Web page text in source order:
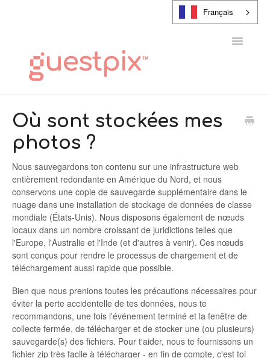
Français
Toggle
Où sont stockées mes
photos ?
Nous sauvegardons ton contenu sur une infrastructure web
entièrement redondante en Amérique du Nord, et nous
conservons une copie de sauvegarde supplémentaire dans le
nuage dans une installation de stockage de données de classe
mondiale (États-Unis). Nous disposons également de nœuds
locaux dans un nombre croissant de juridictions telles que
l'Europe, l'Australie et l'Inde (et d'autres à venir). Ces nœuds
sont conçus pour rendre le processus de chargement et de
téléchargement aussi rapide que possible.
Bien que nous prenions toutes les précautions nécessaires pour
éviter la perte accidentelle de tes données, nous te
recommandons, une fois l'événement terminé et la fenêtre de
collecte fermée, de télécharger et de stocker une (ou plusieurs)
sauvegarde(s) des fichiers. Pour t'aider, nous te fournissons un
fichier zip très facile à télécharger - en fin de compte, c'est toi